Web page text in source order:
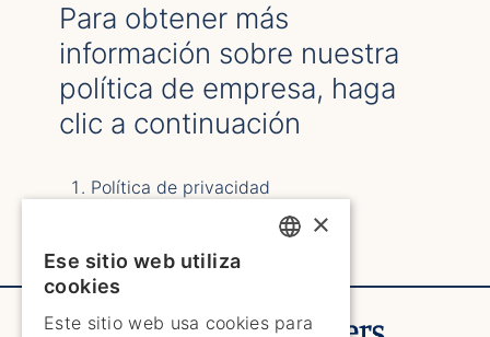
Para obtener más
información sobre nuestra
política de empresa, haga
clic a continuación
Política de privacidad
×
Ese sitio web utiliza
cookies
Este sitio web usa cookies para